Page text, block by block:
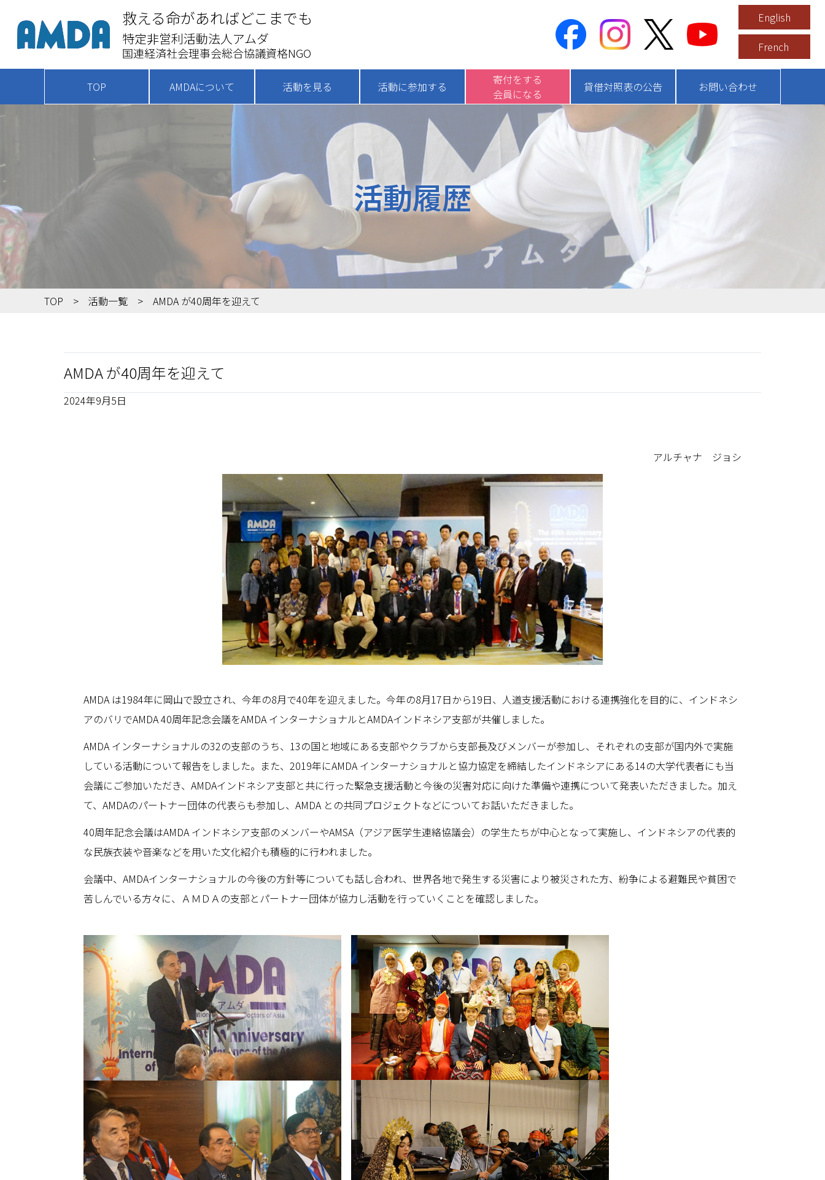
救える命があればどこまでも
特定非営利活動法人アムダ
国連経済社会理事会総合協議資格NGO
English
French
TOP AMDAについて 活動を見る 活動に参加する
寄付をする
会員になる
貸借対照表の公告 お問い合わせ
活動履歴
TOP 活動一覧 AMDA が40周年を迎えて
AMDA が40周年を迎えて
2024年9月5日
アルチャナ ジョシ
AMDA は1984年に岡山で設立され、今年の8月で40年を迎えました。今年の8月17日から19日、人道支援活動における連携強化を目的に、インドネシ
アのバリでAMDA 40周年記念会議をAMDA インターナショナルとAMDAインドネシア支部が共催しました。
AMDA インターナショナルの32の支部のうち、13の国と地域にある支部やクラブから支部長及びメンバーが参加し、それぞれの支部が国内外で実施
している活動について報告をしました。また、2019年にAMDA インターナショナルと協力協定を締結したインドネシアにある14の大学代表者にも当
会議にご参加いただき、AMDAインドネシア支部と共に行った緊急支援活動と今後の災害対応に向けた準備や連携について発表いただきました。加え
て、AMDAのパートナー団体の代表らも参加し、AMDA との共同プロジェクトなどについてお話いただきました。
40周年記念会議はAMDA インドネシア支部のメンバーやAMSA（アジア医学生連絡協議会）の学生たちが中心となって実施し、インドネシアの代表的
な民族衣装や音楽などを用いた文化紹介も積極的に行われました。
会議中、AMDAインターナショナルの今後の方針等についても話し合われ、世界各地で発生する災害により被災された方、紛争による避難民や貧困で
苦しんでいる方々に、ＡＭＤＡの支部とパートナー団体が協力し活動を行っていくことを確認しました。